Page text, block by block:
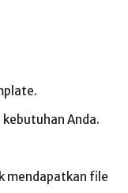
Anda.
mendapatkan file